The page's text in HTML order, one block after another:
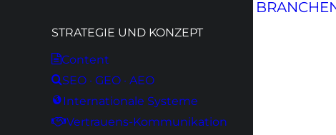
STRATEGIE UND KONZEPT
Content
SEO · GEO · AEO
Internationale Systeme
Vertrauens-Kommunikation